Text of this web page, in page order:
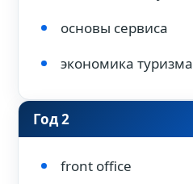
основы сервиса
экономика туризма
Год 2
front office